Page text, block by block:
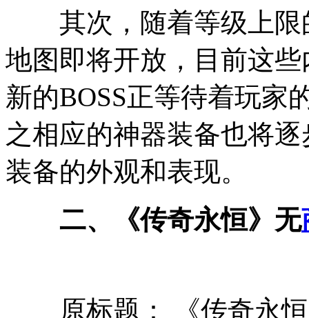
其次，随着等级上限
地图即将开放，目前这
新的BOSS正等待着玩家
之相应的神器装备也将
装备的外观和表现。
二、《传奇永恒》无
原标题： 《传奇永恒